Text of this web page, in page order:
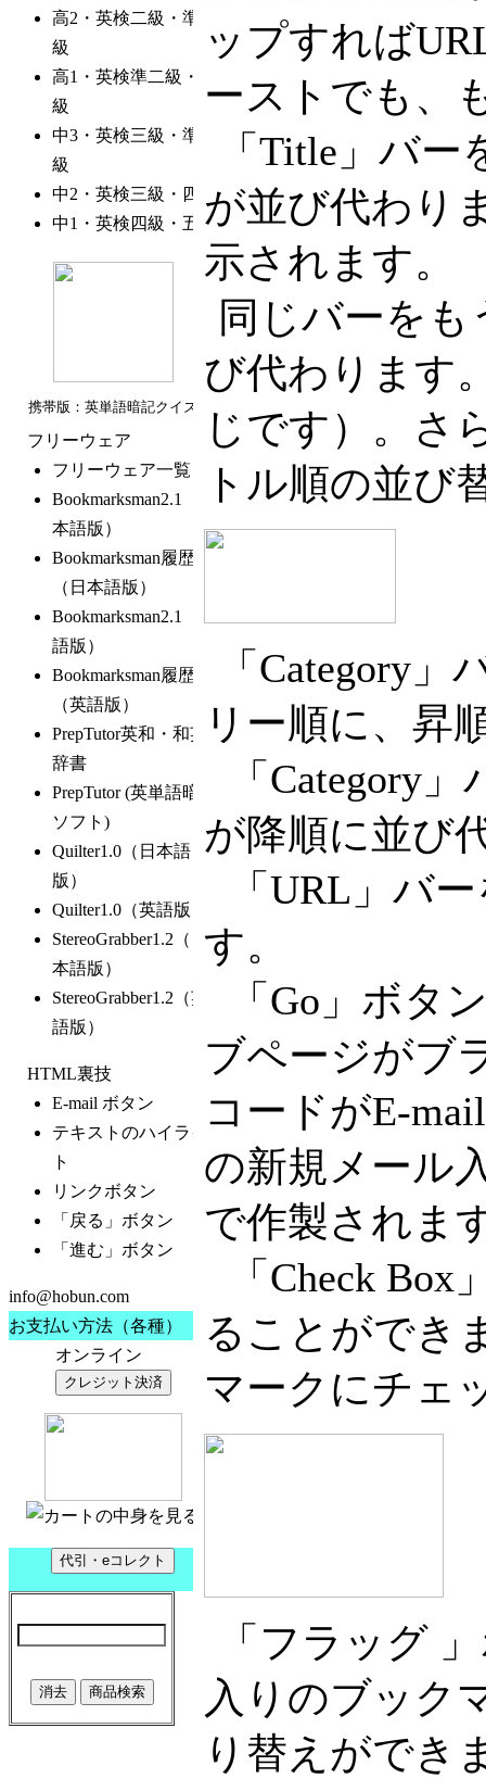
ップすれば
ーストでも、
「Title」バ
が並び代わり
示されます。
同じバーをも
び代わります
じです）。さ
トル順の並び
「Category
リー順に、昇
「Category
が降順に並び
「URL」バ
す。
「Go」ボタ
ブページがブ
コードがE-
の新規メール
で作製されま
「Check
ることができ
マークにチェ
「フラッグ
入りのブック
り替えができ